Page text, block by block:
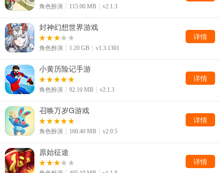
角色扮演 115.00 MB v2.1.3
封神幻想世界游戏
角色扮演 1.20 GB v1.3.1301
详情
小黄历险记手游
角色扮演 92.10 MB v2.1.3
详情
召唤万岁G游戏
角色扮演 160.40 MB v2.0.5
详情
原始征途
详情